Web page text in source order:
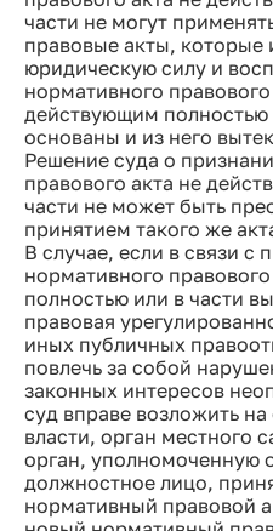
части не могут
правовые акты,
юридическую силу и
нормативного
действующим полностью
основаны и из него
Решение суда о
правового акта не
части не может быть
принятием такого же
В случае, если в связи с
нормативного
полностью или в части
правовая
иных публичных
повлечь за собой
законных интересов
суд вправе возложить
власти, орган местного
орган, уполномоченную
должностное лицо,
нормативный правовой